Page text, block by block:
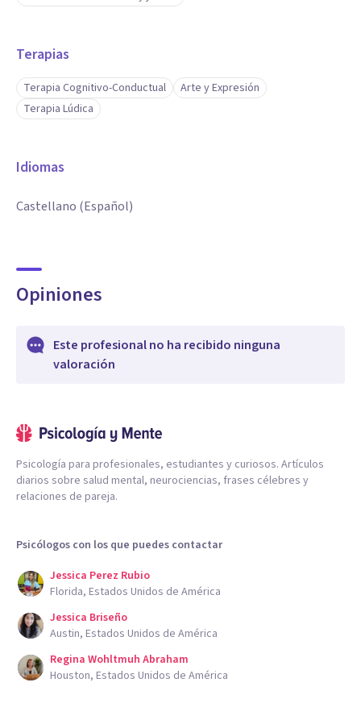
Terapias
Terapia Cognitivo-Conductual
Arte y Expresión
Terapia Lúdica
Idiomas
Castellano (Español)
Opiniones
Este profesional no ha recibido ninguna
valoración
Psicología para profesionales, estudiantes y curiosos. Artículos
diarios sobre salud mental, neurociencias, frases célebres y
relaciones de pareja.
Psicólogos con los que puedes contactar
Jessica Perez Rubio
Florida, Estados Unidos de América
Jessica Briseño
Austin, Estados Unidos de América
Regina Wohltmuh Abraham
Houston, Estados Unidos de América